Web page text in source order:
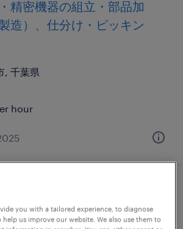
精密機器の組立・部品加
造）、仕分け・ピッキン
, 千葉県
hour
品加工・検査・袋詰め、仕
グ・梱包、検品、清掃
you with a tailored experience, to diagnose
us improve our website. We also use them to